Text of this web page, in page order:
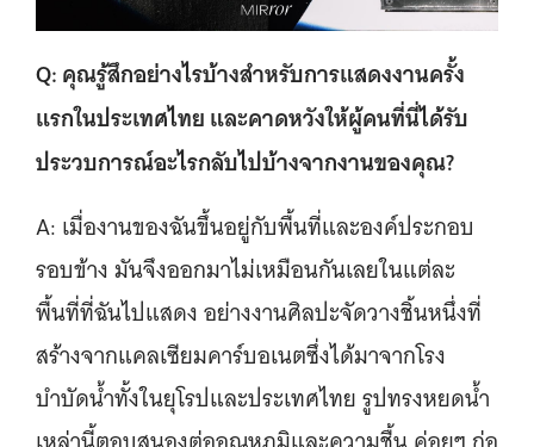
Q: คุณรู้สึกอย่างไรบ้างสำหรับการแสดงงานครั้ง
แรกในประเทศไทย และคาดหวังให้ผู้คนที่นี่ได้รับ
ประวบการณ์อะไรกลับไปบ้างจากงานของคุณ?
A: เมื่องานของฉันขึ้นอยู่กับพื้นที่และองค์ประกอบ
รอบข้าง มันจึงออกมาไม่เหมือนกันเลยในแต่ละ
พื้นที่ที่ฉันไปแสดง อย่างงานศิลปะจัดวางชิ้นหนึ่งที่
สร้างจากแคลเซียมคาร์บอเนตซึ่งได้มาจากโรง
บำบัดน้ำทั้งในยุโรปและประเทศไทย รูปทรงหยดน้ำ